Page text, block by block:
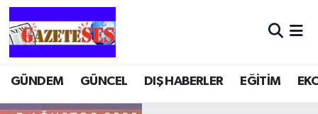
GÜNDEM GÜNCEL DIŞ HABERLER EĞİTİM